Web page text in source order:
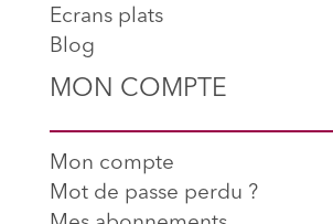
Ecrans plats
Blog
MON COMPTE
Mon compte
Mot de passe perdu ?